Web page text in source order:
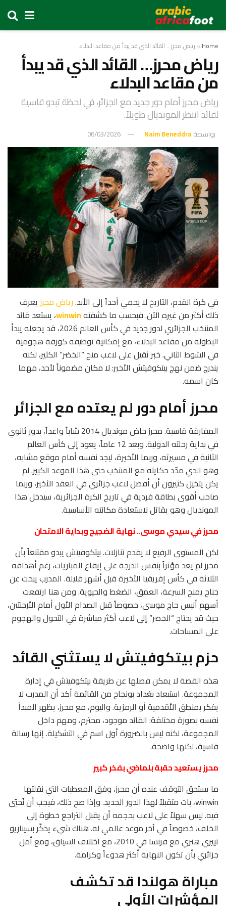
Home
» رياض محرز… القائد الذي قد يبدأ من مقاعد البدلاء
رياض محرز… القائد الذي قد يبدأ
من مقاعد البدلاء
رياض محرز أمام دور جديد مع الجزائر، في لحظة تبدو قاسية
لقائد انتظر المونديال طويلاً.
بواسطةNaim Beneddra
06/03/2026
في كرة القدم، التاريخ لا يحمي أحداً إلى الأبد.رياض محرزيعرف
ذلك أكثر من غيره الآن. فبحسب ما كشفتهwinwin، يستعد قائد
المنتخب الجزائري لدور جديد في كأس العالم 2026، قد يجعله يبدأ
البطولة من مقاعد البدلاء، مع إمكانية توظيفه كورقة هجومية
في الشوط الثاني. خبر ثقيل على لاعب منح “الخضر” الكثير، لكنه
يندرج ضمن نهج بيتكوفيتش الأخير: لا مكان مضموناً لأحد، مهما
كان اسمه.
محرز أمام دور لم يعتده مع الجزائر
المفارقة قاسية. محرز خاض مونديال 2014 شاباً واعداً، بدور ثانوي
في بداية رحلته الدولية. وبعد 12 عاماً، يعود إلى كأس العالم
الثانية في مسيرته، وربما الأخيرة، ليجد نفسه أمام موقع مشابه،
وهو الذي مدّد حكايته مع المنتخب حتى هذا الموعد الكبير. لم
يكن يتخيل كثيرون أن أفضل لاعب جزائري في العقد الأخير، وربما
صاحب أقوى بطاقة فردية في تاريخ الكرة الجزائرية، سيدخل هذا
المونديال وهو يقاتل لاستعادة مكانته الأساسية.
محرز في سيدي موسى.. نهاية الضجيج وبداية الامتحان
لكن المستوى الرفيع لا يقدم تنازلات. بيتكوفيتش يبدو مقتنعاً بأن
محرز لم يعد مؤثراً بنفس الدرجة على إيقاع المباريات، رغم أهدافه
الثلاثة في كأس إفريقيا الأخيرة قبل أشهر قليلة. المدرب يبحث عن
جناح يمنح السرعة، العمق، الضغط والحيوية. ومن هنا ارتفعت
أسهم أنيس حاج موسى، خصوصاً قبل الصدام الأول أمام الأرجنتين،
حيث قد يحتاج “الخضر” إلى لاعب أكثر مباشرة في التحول والهجوم
على المساحات.
حزم بيتكوفيتش لا يستثني القائد
هذه القصة لا يمكن فصلها عن طريقة بيتكوفيتش في إدارة
المجموعة. استبعاد بغداد بونجاح من القائمة أكد أن المدرب لا
يفكر بمنطق الأقدمية أو الرمزية. واليوم، مع محرز، يظهر المبدأ
نفسه بصورة مختلفة: القائد موجود، محترم، ومهم داخل
المجموعة، لكنه ليس بالضرورة أول اسم في التشكيلة. إنها رسالة
قاسية، لكنها واضحة.
محرز يستعيد حقبة بلماضي بفخر كبير
ما يستحق التوقف عنده أن محرز، وفق المعطيات التي نقلتها
winwin، بات متقبلاً لهذا الدور الجديد. وإذا صح ذلك، فيجب أن نُحيّي
فيه. ليس سهلاً على لاعب بحجمه أن يقبل التراجع خطوة إلى
الخلف، خصوصاً في آخر موعد عالمي له. هناك شيء يذكّر بسيناريو
تييري هنري مع فرنسا في 2010، مع اختلاف السياق، ومع أمل
جزائري بأن تكون النهاية أكثر هدوءاً وكرامة.
مباراة هولندا قد تكشف
المؤشرات الأولى